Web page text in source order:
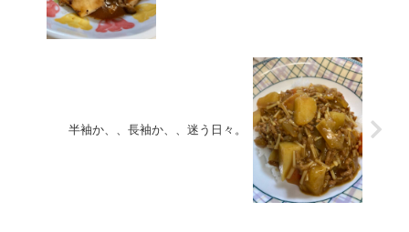
半袖か、、長袖か、、迷う日々。